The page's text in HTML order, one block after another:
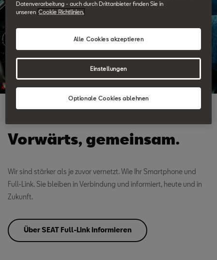
Vorwärts, gemeinsam.
Wir sind stärker als je zuvor vernetzt. Wie Ihr Smartphone und
Full-Link. Sie bleiben in Verbindung und informiert, heute und in
Zukunft.
Über SEAT Full-Link informieren
Datenverarbeitung - auch durch Drittanbieter finden Sie in
unseren Cookie Richtlinien.
Optionale Cookies ablehnen
Alle Cookies akzeptieren
Einstellungen